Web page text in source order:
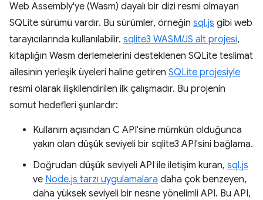
Web Assembly'ye (Wasm) dayalı bir dizi resmi olmayan
SQLite sürümü vardır. Bu sürümler, örneğin sql.js gibi web
tarayıcılarında kullanılabilir. sqlite3 WASM/JS alt projesi,
kitaplığın Wasm derlemelerini desteklenen SQLite teslimat
ailesinin yerleşik üyeleri haline getiren SQLite projesiyle
resmi olarak ilişkilendirilen ilk çalışmadır. Bu projenin
somut hedefleri şunlardır:
Kullanım açısından C API'sine mümkün olduğunca
yakın olan düşük seviyeli bir sqlite3 API'sini bağlama.
Doğrudan düşük seviyeli API ile iletişim kuran, sql.js
ve Node.js tarzı uygulamalara daha çok benzeyen,
daha yüksek seviyeli bir nesne yönelimli API. Bu API,